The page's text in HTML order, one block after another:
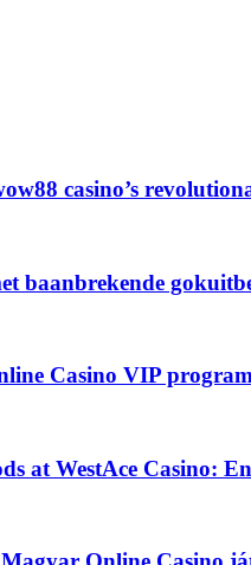
casino’s
baanbrekende
Casino VIP
at WestAce Casino: